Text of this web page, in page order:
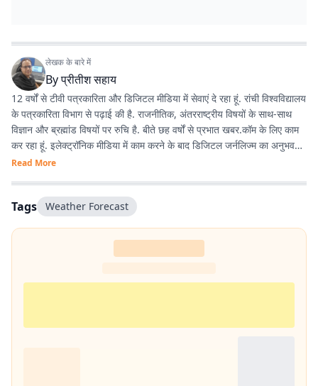
लेखक के बारे में
Byप्रीतीश सहाय
12 वर्षों से टीवी पत्रकारिता और डिजिटल मीडिया में सेवाएं दे रहा हूं. रांची विश्वविद्यालय
के पत्रकारिता विभाग से पढ़ाई की है. राजनीतिक, अंतरराष्ट्रीय विषयों के साथ-साथ
विज्ञान और ब्रह्मांड विषयों पर रुचि है. बीते छह वर्षों से प्रभात खबर.कॉम के लिए काम
कर रहा हूं. इलेक्ट्रॉनिक मीडिया में काम करने के बाद डिजिटल जर्नलिज्म का अनुभव
काफी अच्छा रहा है.
Read More
Tags Weather Forecast